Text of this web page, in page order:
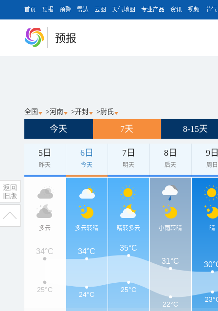
首页 预报 预警 雷达 云图 天气地图 专业产品 资讯 视频 节气
预报
全国 >河南 >开封 >尉氏
今天 7天 8-15天
5日
昨天
6日
今天
7日
明天
8日
后天
9
周日
多云 多云转晴 晴转多云 小雨转晴 晴
34°C 34°C 35°C
31°C
25°C
24°C
25°C
22°C